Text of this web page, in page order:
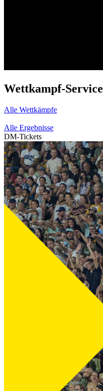
Wettkampf-Service
Alle Wettkämpfe
Alle Ergebnisse
DM-Tickets